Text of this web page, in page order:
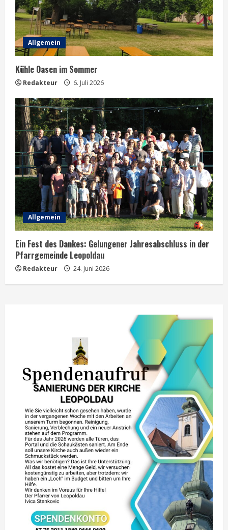
Allgemein
Kühle Oasen im Sommer
Redakteur 6. Juli 2026
Allgemein
Ein Fest des Dankes: Gelungener Jahresabschluss in der
Pfarrgemeinde Leopoldau
Redakteur 24. Juni 2026